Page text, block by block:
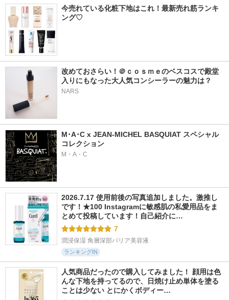
今売れている化粧下地はこれ！最新売れ筋ランキ
ング♡
改めておさらい！＠ｃｏｓｍｅのベスコスで殿堂
入りにもなった大人気コンシーラーの魅力は？
NARS
M･A･C x JEAN-MICHEL BASQUIAT スペシャル
コレクション
M・A・C
2026.7.17 使用前後の写真追加しました。激推し
です！★100 Instagramに敏感肌の私愛用品をま
とめて投稿しています！自己紹介に…
7
潤浸保湿 角層深部バリア美容液
ランキングIN
人気商品だったので購入してみました！ 顔用は色
んな下地を持ってるので、日焼け止め単体を塗る
ことは少ない とにかくボディー…